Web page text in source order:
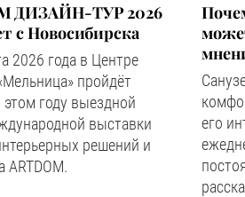
ДИЗАЙН-ТУР 2026
с Новосибирска
2026 года в Центре
пройдёт
году выездной
выставки
решений и
ARTDOM.
его